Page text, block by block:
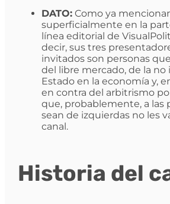
DATO:Como ya
superficialmente en la
línea editorial de
decir, sus tres
invitados son personas
del libre mercado, de la
Estado en la economía y,
en contra del arbitrismo
que, probablemente, a las
sean de izquierdas no les
canal.
Historia del